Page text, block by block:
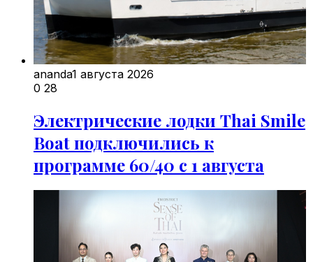
ananda1 августа 2026
0 28
Электрические лодки Thai Smile
Boat подключились к
программе 60/40 с 1 августа